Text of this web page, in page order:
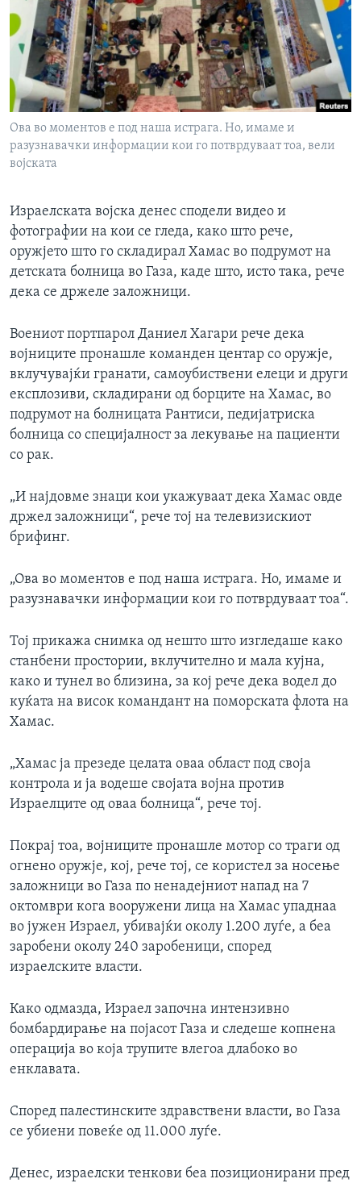
ИНТЕРВЈУА
Јазици
Ова во моментов е под наша истрага. Но, имаме и
разузнавачки информации кои го потврдуваат тоа, вели
војската
Израелската војска денес сподели видео и
фотографии на кои се гледа, како што рече,
оружјето што го складирал Хамас во подрумот на
детската болница во Газа, каде што, исто така, рече
дека се држеле заложници.
Воениот портпарол Даниел Хагари рече дека
војниците пронашле команден центар со оружје,
вклучувајќи гранати, самоубиствени елеци и други
експлозиви, складирани од борците на Хамас, во
подрумот на болницата Рантиси, педијатриска
болница со специјалност за лекување на пациенти
со рак.
„И најдовме знаци кои укажуваат дека Хамас овде
држел заложници“, рече тој на телевизискиот
брифинг.
„Ова во моментов е под наша истрага. Но, имаме и
разузнавачки информации кои го потврдуваат тоа“.
Тој прикажа снимка од нешто што изгледаше како
станбени простории, вклучително и мала кујна,
како и тунел во близина, за кој рече дека водел до
куќата на висок командант на поморската флота на
Хамас.
„Хамас ја презеде целата оваа област под своја
контрола и ја водеше својата војна против
Израелците од оваа болница“, рече тој.
Покрај тоа, војниците пронашле мотор со траги од
огнено оружје, кој, рече тој, се користел за носење
заложници во Газа по ненадејниот напад на 7
октомври кога вооружени лица на Хамас упаднаа
во јужен Израел, убивајќи околу 1.200 луѓе, а беа
заробени околу 240 заробеници, според
израелските власти.
Како одмазда, Израел започна интензивно
бомбардирање на појасот Газа и следеше копнена
операција во која трупите влегоа длабоко во
енклавата.
Според палестинските здравствени власти, во Газа
се убиени повеќе од 11.000 луѓе.
Денес, израелски тенкови беа позиционирани пред